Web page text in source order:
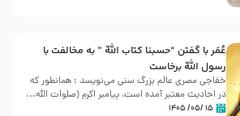
عُمَر با گفتن “حسبنا كتاب اللّه ” به مخالفت با
رسول اللّه برخاست
خفاجی مصری عالم بزرگ سنی می‌نویسد : همانطور که
در احادیث معتبر آمده است، پیامبر اکرم (صلوات اللّه...
۱۵ /۰۵/ ۱۴۰۵